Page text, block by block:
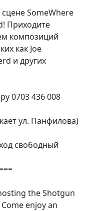
сцене SomeWhere
Приходите
композиций
как Joe
и других
0703 436 008
ул. Панфилова)
свободный
the Shotgun
enjoy an